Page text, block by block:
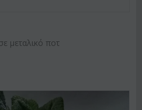
μεταλικό ποτ